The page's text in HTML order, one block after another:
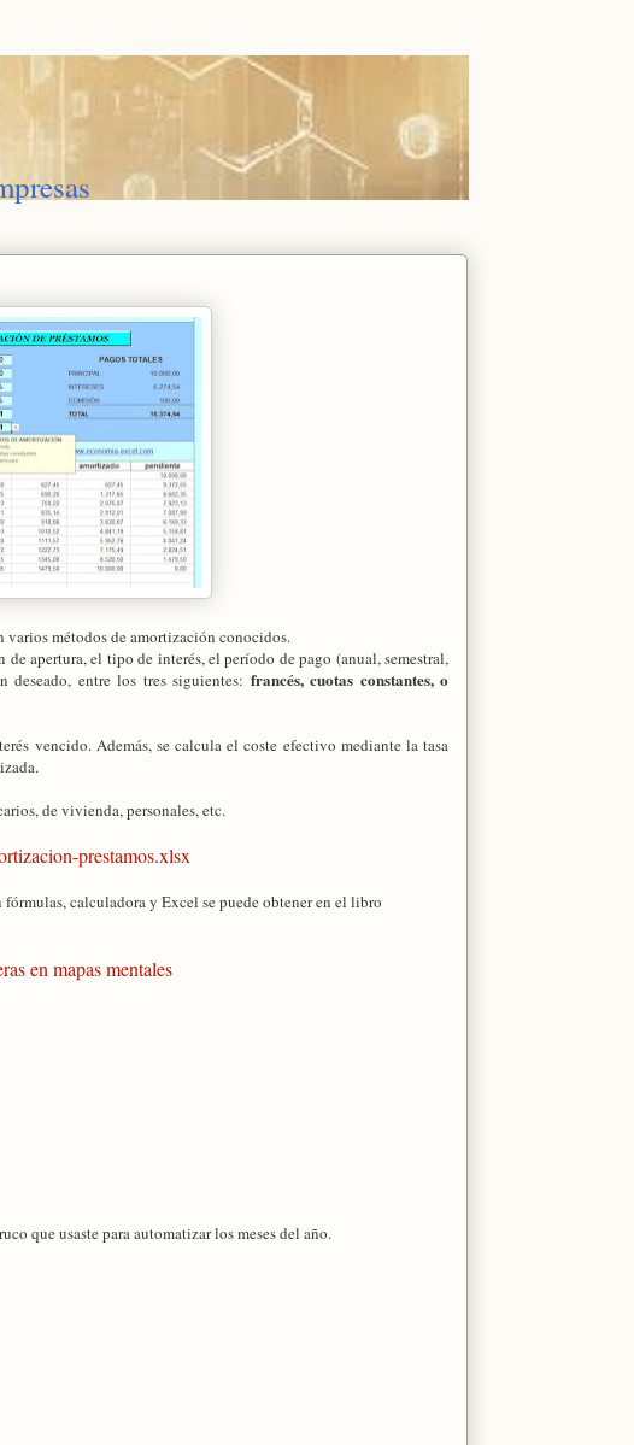
métodos de amortización conocidos.
apertura, el tipo de interés, el período de pago (anual, semestral,
entre los tres siguientes: francés, cuotas constantes, o
vencido. Además, se calcula el coste efectivo mediante la tasa
de vivienda, personales, etc.
prestamos.xlsx
calculadora y Excel se puede obtener en el libro
en mapas mentales
que usaste para automatizar los meses del año.